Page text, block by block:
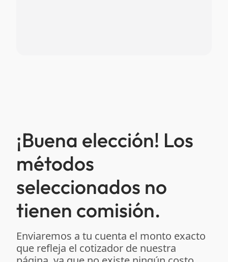
¡Buena elección! Los
métodos
seleccionados no
tienen comisión.
Enviaremos a tu cuenta el monto exacto
que refleja el cotizador de nuestra